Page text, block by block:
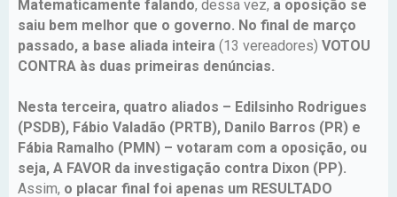
Matematicamente falando, dessa vez, a oposição se
saiu bem melhor que o governo. No final de março
passado, a base aliada inteira (13 vereadores) VOTOU
CONTRA às duas primeiras denúncias.
Nesta terceira, quatro aliados – Edilsinho Rodrigues
(PSDB), Fábio Valadão (PRTB), Danilo Barros (PR) e
Fábia Ramalho (PMN) – votaram com a oposição, ou
seja, A FAVOR da investigação contra Dixon (PP).
Assim, o placar final foi apenas um RESULTADO